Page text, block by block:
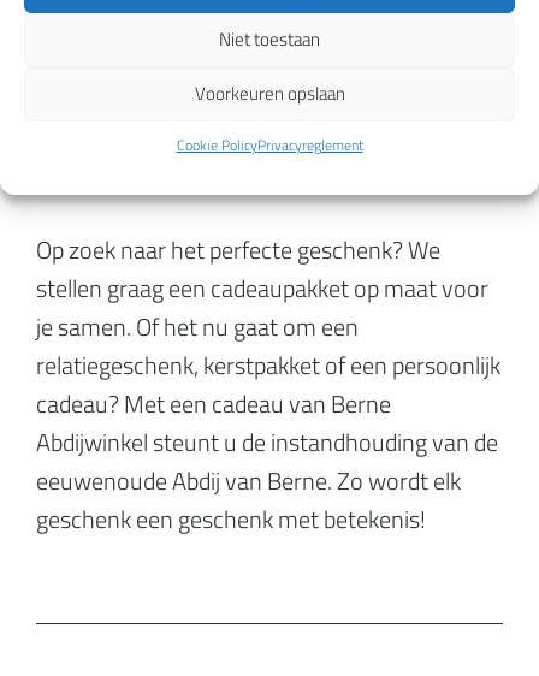
Niet toestaan
Voorkeuren opslaan
Cookie PolicyPrivacyreglement
Op zoek naar het perfecte geschenk? We
stellen graag een cadeaupakket op maat voor
je samen. Of het nu gaat om een
relatiegeschenk, kerstpakket of een persoonlijk
cadeau? Met een cadeau van Berne
Abdijwinkel steunt u de instandhouding van de
eeuwenoude Abdij van Berne. Zo wordt elk
geschenk een geschenk met betekenis!